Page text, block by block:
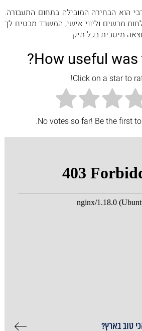
הוא הבחירה המובילה בתחום התעבורה.
מרשים וליווי אישי, המשרד מבטיח לך
מיטבית בכל תיק.
How useful was
Click on a star to
No votes so far! Be the first
טוב בארץ?